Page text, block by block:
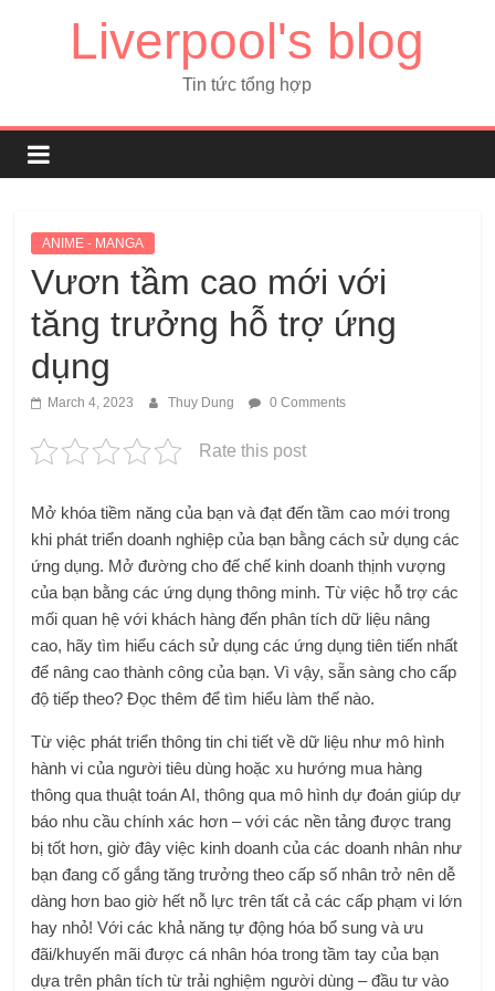
Liverpool's blog
Tin tức tổng hợp
ANIME - MANGA
Vươn tầm cao mới với
tăng trưởng hỗ trợ ứng
dụng
March 4, 2023 Thuy Dung 0 Comments
Rate this post
Mở khóa tiềm năng của bạn và đạt đến tầm cao mới trong
khi phát triển doanh nghiệp của bạn bằng cách sử dụng các
ứng dụng. Mở đường cho đế chế kinh doanh thịnh vượng
của bạn bằng các ứng dụng thông minh. Từ việc hỗ trợ các
mối quan hệ với khách hàng đến phân tích dữ liệu nâng
cao, hãy tìm hiểu cách sử dụng các ứng dụng tiên tiến nhất
để nâng cao thành công của bạn. Vì vậy, sẵn sàng cho cấp
độ tiếp theo? Đọc thêm để tìm hiểu làm thế nào.
Từ việc phát triển thông tin chi tiết về dữ liệu như mô hình
hành vi của người tiêu dùng hoặc xu hướng mua hàng
thông qua thuật toán AI, thông qua mô hình dự đoán giúp dự
báo nhu cầu chính xác hơn – với các nền tảng được trang
bị tốt hơn, giờ đây việc kinh doanh của các doanh nhân như
bạn đang cố gắng tăng trưởng theo cấp số nhân trở nên dễ
dàng hơn bao giờ hết nỗ lực trên tất cả các cấp phạm vi lớn
hay nhỏ! Với các khả năng tự động hóa bổ sung và ưu
đãi/khuyến mãi được cá nhân hóa trong tầm tay của bạn
dựa trên phân tích từ trải nghiệm người dùng – đầu tư vào